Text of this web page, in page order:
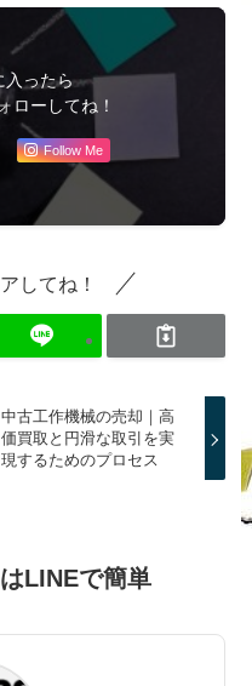
入ったら
ローしてね！
Follow Me
してね！
中古工作機械の売却｜高
価買取と円滑な取引を実
現するためのプロセス
LINEで簡単